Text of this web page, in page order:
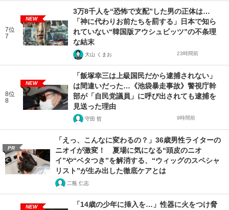
7位
7
NEW
3万8千人を“恐怖で支配”した男の正体は…
「神に代わりお前たちを罰する」日本で知ら
れていない“韓国版アウシュビッツ”の不条理
な結末
大山 くまお 23時間前
8位
8
NEW
「飯塚幸三は上級国民だから逮捕されない」
は間違いだった…《池袋暴走事故》警視庁幹
部が「自民党議員」に呼び出されても逮捕を
見送った理由
守田 哲 9時間前
PR
「えっ、こんなに変わるの？」36歳男性ライターの
ニオイが激変！ 夏場に気になる“頭皮のニオ
イ”や“ベタつき”を解消する、“ウィッグのスペシャ
リスト”が生み出した徹底ケアとは
二瓶 仁志
NEW
「14歳の少年に挿入を…」性器に火をつけ脅